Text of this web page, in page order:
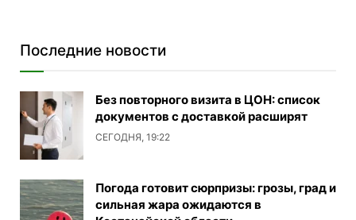
Последние новости
Без повторного визита в ЦОН: список
документов с доставкой расширят
СЕГОДНЯ, 19:22
Погода готовит сюрпризы: грозы, град и
сильная жара ожидаются в